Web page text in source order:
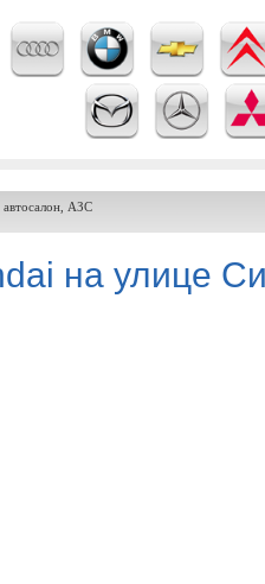
АЗС
на улице